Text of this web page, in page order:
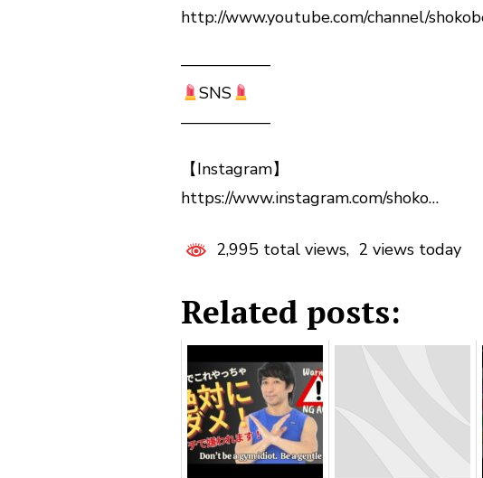
http://www.youtube.com/channel/
—————–
SNS
—————–
【Instagram】
https://www.instagram.com/shoko…
2,995 total views, 2 views today
Related posts: